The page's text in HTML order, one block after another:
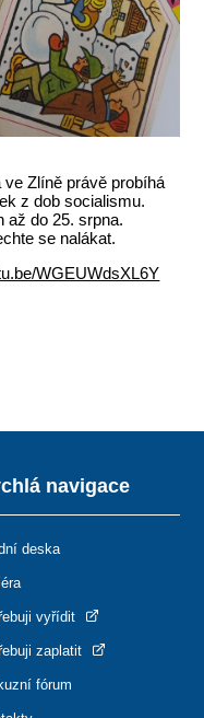
ve Zlíně právě probíhá
z dob socialismu.
až do 25. srpna.
se nalákat.
WGEUWdsXL6Y
navigace
deska
vyřídit
zaplatit
fórum